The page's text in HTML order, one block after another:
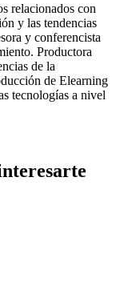
relacionados con
y las tendencias
y conferencista
Productora
de la
de Elearning
tecnologías a nivel